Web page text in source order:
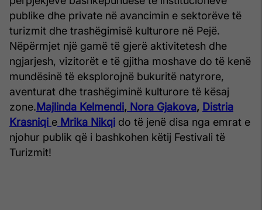
publike dhe private në avancimin e sektorëve të
turizmit dhe trashëgimisë kulturore në Pejë.
Nëpërmjet një gamë të gjerë aktivitetesh dhe
ngjarjesh, vizitorët e të gjitha moshave do të kenë
mundësinë të eksplorojnë bukuritë natyrore,
aventurat dhe trashëgiminë kulturore të kësaj
zone. Majlinda Kelmendi, Nora Gjakova, Distria
Krasniqi e Mrika Nikqi do të jenë disa nga emrat e
njohur publik që i bashkohen këtij Festivali të
Turizmit!